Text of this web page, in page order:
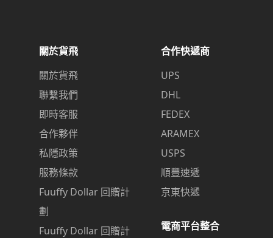
關於貨飛
關於貨飛
聯繫我們
即時客服
合作夥伴
私隱政策
服務條款
Fuuffy Dollar 回贈計
劃
Fuuffy Dollar 回贈計
合作快遞商
UPS
DHL
FEDEX
ARAMEX
USPS
順豐速遞
京東快遞
電商平台整合